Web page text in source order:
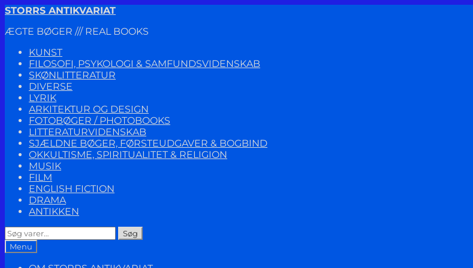
Spring
navigation
Spring
indhold
STORRS ANTIKVARIAT
ÆGTE BØGER /// REAL BOOKS
KUNST
FILOSOFI, PSYKOLOGI & SAMFUNDSVIDENSKAB
SKØNLITTERATUR
DIVERSE
LYRIK
ARKITEKTUR OG DESIGN
FOTOBØGER / PHOTOBOOKS
LITTERATURVIDENSKAB
SJÆLDNE BØGER, FØRSTEUDGAVER & BOGBIND
OKKULTISME, SPIRITUALITET & RELIGION
MUSIK
FILM
ENGLISH FICTION
DRAMA
ANTIKKEN
Søg
efter:
Søg
Menu